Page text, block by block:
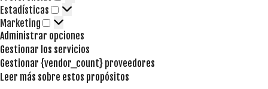
Preferencias
Estadísticas Estadísticas
Marketing Marketing
Administrar opciones
Gestionar los servicios
Gestionar {vendor_count} proveedores
Leer más sobre estos propósitos